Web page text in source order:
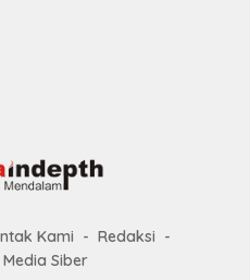
Kami
Redaksi
Siber